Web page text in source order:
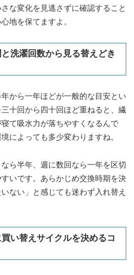
な変化を見逃さずに確認すること
地を保てますよ。
洗濯回数から見る替えどき
から一年ほどが一般的な目安とい
十回から四十回ほど重ねると、繊
て吸水力が落ちやすくなるんで
によっても多少変わりますね。
ら半年、週に数回なら一年を区切
いです。あらかじめ交換時期を決
ない」と感じても迷わず入れ替え
い替えサイクルを決めるコ